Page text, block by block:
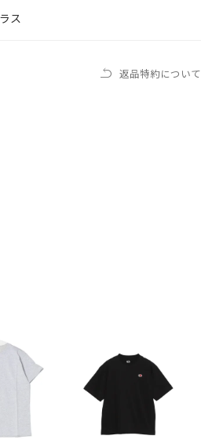
ス
返品特約について